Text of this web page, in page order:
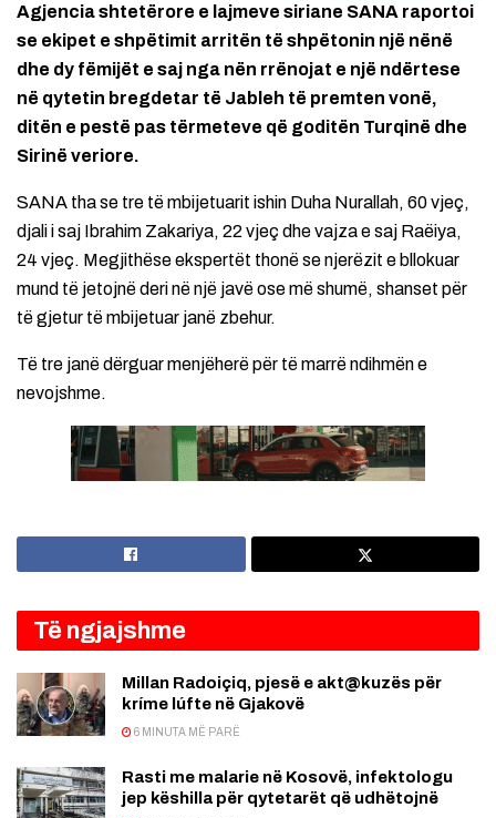
Agjencia shtetërore e lajmeve siriane SANA raportoi
se ekipet e shpëtimit arritën të shpëtonin një nënë
dhe dy fëmijët e saj nga nën rrënojat e një ndërtese
në qytetin bregdetar të Jableh të premten vonë,
ditën e pestë pas tërmeteve që goditën Turqinë dhe
Sirinë veriore.
SANA tha se tre të mbijetuarit ishin Duha Nurallah, 60 vjeç,
djali i saj Ibrahim Zakariya, 22 vjeç dhe vajza e saj Raëiya,
24 vjeç. Megjithëse ekspertët thonë se njerëzit e bllokuar
mund të jetojnë deri në një javë ose më shumë, shanset për
të gjetur të mbijetuar janë zbehur.
Të tre janë dërguar menjëherë për të marrë ndihmën e
nevojshme.
Të ngjajshme
Millan Radoiçiq, pjesë e akt@kuzës për
kríme lúfte në Gjakovë
6 MINUTA MË PARË
Rasti me malarie në Kosovë, infektologu
jep këshilla për qytetarët që udhëtojnë